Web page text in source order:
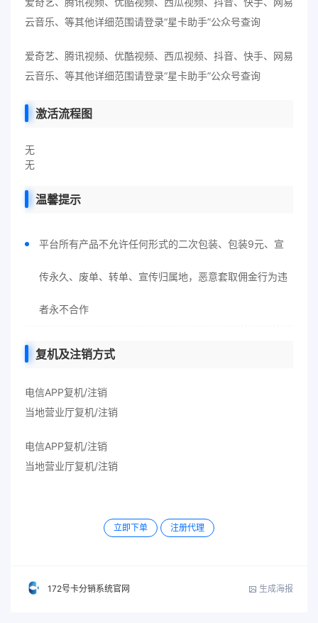
云音乐、等其他详细范围请登录“星卡助手”公众号查询
爱奇艺、腾讯视频、优酷视频、西瓜视频、抖音、快手、网易
云音乐、等其他详细范围请登录“星卡助手”公众号查询
激活流程图
无
无
温馨提示
平台所有产品不允许任何形式的二次包装、包装9元、宣
传永久、废单、转单、宣传归属地，恶意套取佣金行为违
者永不合作
复机及注销方式
电信APP复机/注销
当地营业厅复机/注销
电信APP复机/注销
当地营业厅复机/注销
立即下单 注册代理
172号卡分销系统官网 生成海报